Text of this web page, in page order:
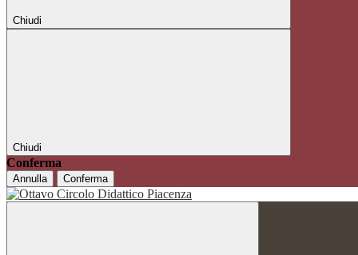
Chiudi
Chiudi
Conferma
Annulla Conferma